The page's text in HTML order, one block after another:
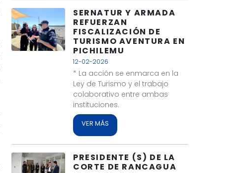
SERNATUR Y ARMADA
REFUERZAN
FISCALIZACIÓN DE
TURISMO AVENTURA EN
PICHILEMU
12-02-2026
* La acción se enmarca en la
Ley de Turismo y el trabajo
colaborativo entre ambas
instituciones.
VER MÁS
PRESIDENTE (S) DE LA
CORTE DE RANCAGUA